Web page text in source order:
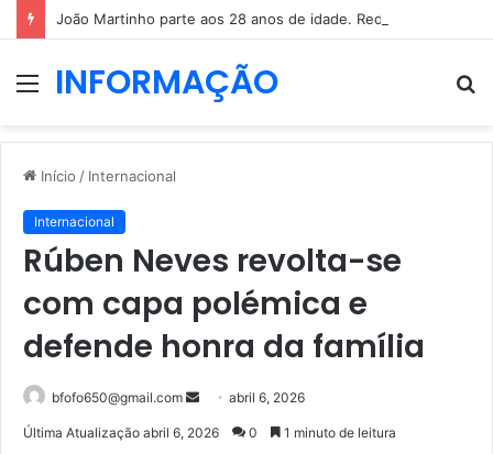
MenuINFORMAÇÃO
Início / Internacional
Internacional
Rúben Neves revolta-se
com capa polémica e
defende honra da família
bfofo650@gmail.com
Mandeabril 6, 2026
Última Atualização abril 6, 2026 0 1 minuto de leitura